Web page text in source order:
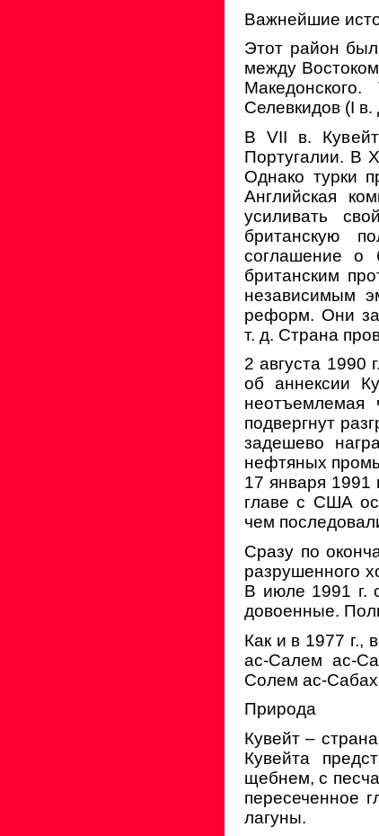
Важнейшие
Этот район
между
Селевкидов (I в.
В VII в.
Португалии. В
Однако турки
Английская
усиливать
британскую
соглашение о
британским
независимым
реформ. Они
т. д. Страна
2 августа 1990
об аннексии
неотъемлемая
подвергнут
задешево
нефтяных
17 января 1991
главе с США
чем
Сразу по
разрушенного
В июле 1991 г.
довоенные.
Как и в 1977 г.,
ас-Салем ас-
Солем ас-
Природа
Кувейт –
Кувейта
щебнем, с
пересеченное
лагуны.